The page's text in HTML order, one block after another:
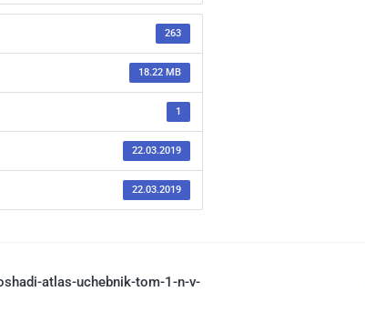
263
18.22 MB
1
22.03.2019
22.03.2019
atlas-uchebnik-tom-1-n-v-